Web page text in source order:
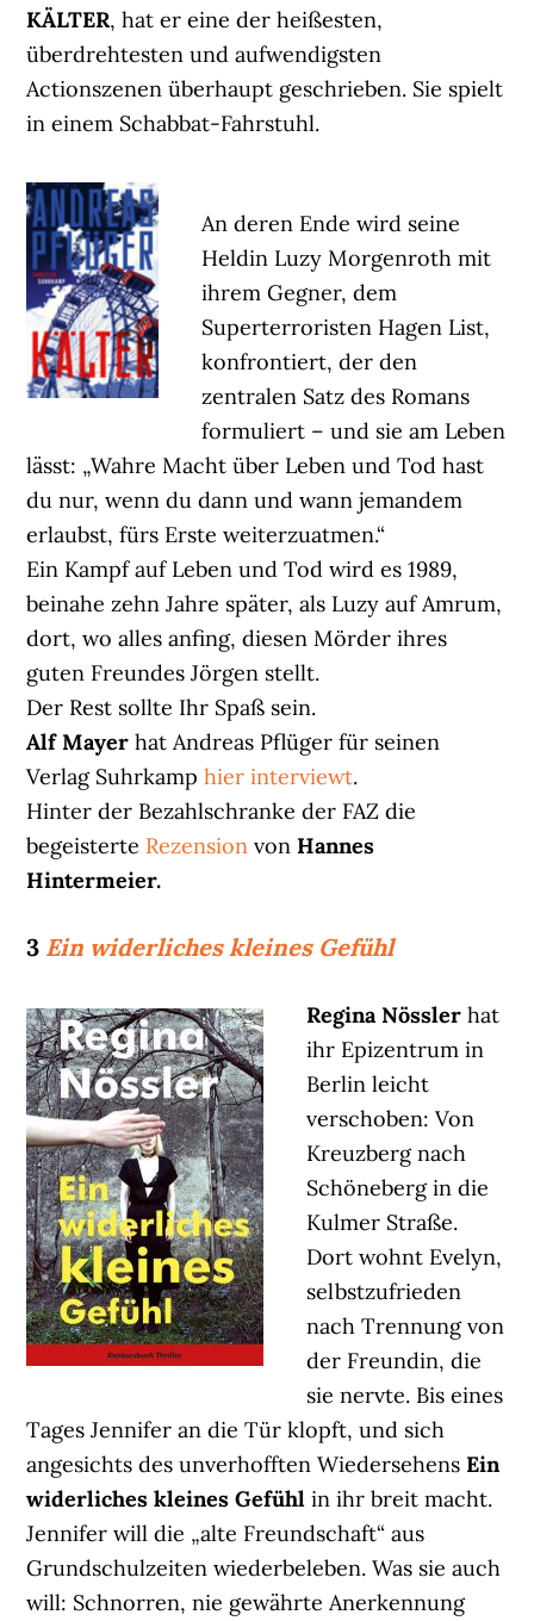
KÄLTER, hat er eine der heißesten,
überdrehtesten und aufwendigsten
Actionszenen überhaupt geschrieben. Sie spielt
in einem Schabbat-Fahrstuhl.
An deren Ende wird seine
Heldin Luzy Morgenroth mit
ihrem Gegner, dem
Superterroristen Hagen List,
konfrontiert, der den
zentralen Satz des Romans
formuliert – und sie am Leben
lässt: „Wahre Macht über Leben und Tod hast
du nur, wenn du dann und wann jemandem
erlaubst, fürs Erste weiterzuatmen.“
Ein Kampf auf Leben und Tod wird es 1989,
beinahe zehn Jahre später, als Luzy auf Amrum,
dort, wo alles anfing, diesen Mörder ihres
guten Freundes Jörgen stellt.
Der Rest sollte Ihr Spaß sein.
Alf Mayer hat Andreas Pflüger für seinen
Verlag Suhrkamphier interviewt.
Hinter der Bezahlschranke der FAZ die
begeisterte Rezension vonHannes
Hintermeier.
3 Ein widerliches kleines Gefühl
Regina Nösslerhat
ihr Epizentrum in
Berlin leicht
verschoben: Von
Kreuzberg nach
Schöneberg in die
Kulmer Straße.
Dort wohnt Evelyn,
selbstzufrieden
nach Trennung von
der Freundin, die
sie nervte. Bis eines
Tages Jennifer an die Tür klopft, und sich
angesichts des unverhofften WiedersehensEin
widerliches kleines Gefühlin ihr breit macht.
Jennifer will die „alte Freundschaft“ aus
Grundschulzeiten wiederbeleben. Was sie auch
will: Schnorren, nie gewährte Anerkennung